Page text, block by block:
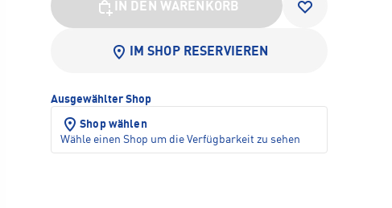
IN DEN WARENKORB
IM SHOP RESERVIEREN
Ausgewählter Shop
Shop wählen
Wähle einen Shop um die Verfügbarkeit zu sehen